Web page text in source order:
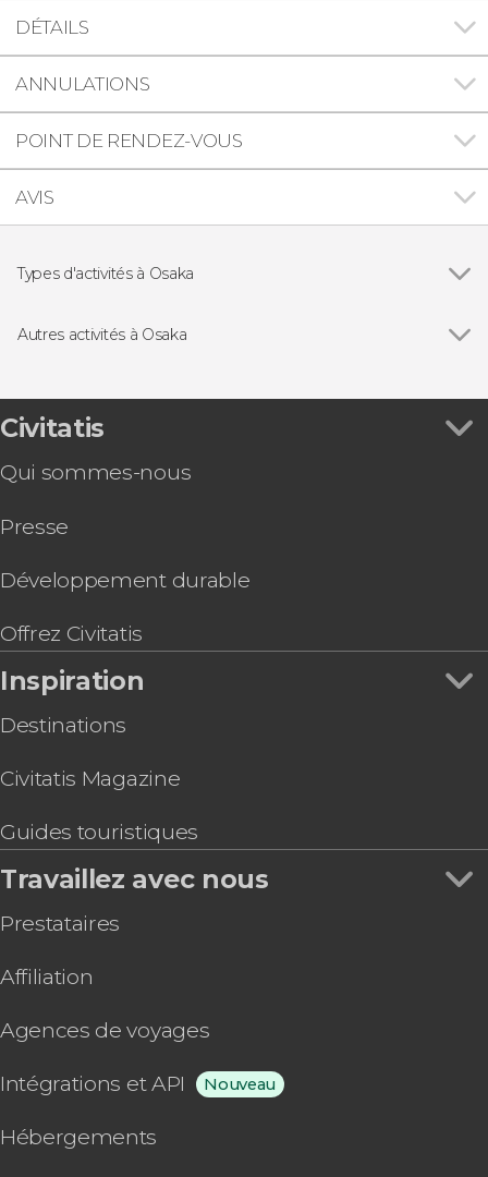
DÉTAILS
ANNULATIONS
POINT DE RENDEZ-VOUS
AVIS
Types d'activités à Osaka
Billets
Autres activités à Osaka
Visite gastronomique dans Osaka
Billet pour une séance d'entraînement de sumo
Nankai Rapit Airport Express
Balade à vélo dans Osaka
Haruka Express, train entre l'aéroport de Kansai
Kansai Area Pass
Visite gastronomique dans le marché Kuromon
Civitatis
Qui sommes-nous
Presse
Développement durable
Offrez Civitatis
Inspiration
Destinations
Civitatis Magazine
Guides touristiques
Travaillez avec nous
Prestataires
Affiliation
Agences de voyages
Intégrations et API Nouveau
Hébergements